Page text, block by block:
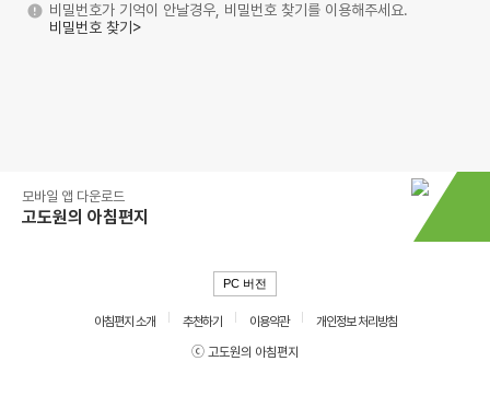
비밀번호가 기억이 안날경우, 비밀번호 찾기를 이용해주세요.
비밀번호 찾기>
모바일 앱 다운로드
고도원의 아침편지
PC 버전
아침편지 소개 추천하기 이용약관
개인정보 처리방침
ⓒ 고도원의 아침편지